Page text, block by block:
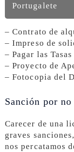
Portugalete
– Contrato de
– Impreso de
– Pagar las
– Proyecto de
– Fotocopia del
Sanción por
Carecer de una
graves
nos percatamos